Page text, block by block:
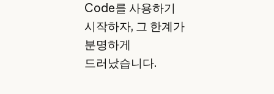
Code를 사용하기
시작하자, 그 한계가
분명하게
드러났습니다.